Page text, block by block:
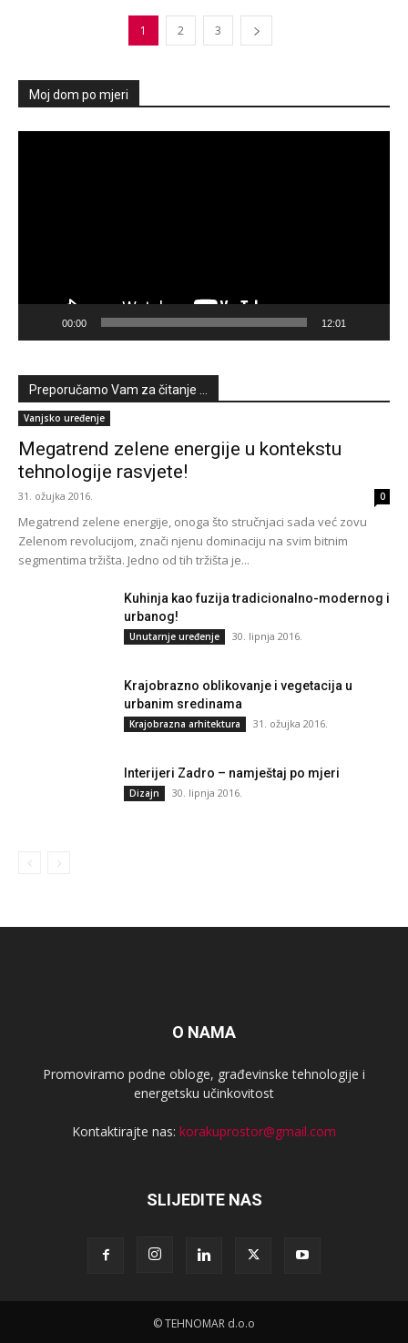
1 2 3
Moj dom po mjeri
00:00 12:01
Preporučamo Vam za čitanje ...
Vanjsko uređenje
Megatrend zelene energije u kontekstu
tehnologije rasvjete!
31. ožujka 2016. 0
Megatrend zelene energije, onoga što stručnjaci sada već zovu
Zelenom revolucijom, znači njenu dominaciju na svim bitnim
segmentima tržišta. Jedno od tih tržišta je...
Kuhinja kao fuzija tradicionalno-modernog i
urbanog!
Unutarnje uređenje 30. lipnja 2016.
Krajobrazno oblikovanje i vegetacija u
urbanim sredinama
Krajobrazna arhitektura 31. ožujka 2016.
Interijeri Zadro – namještaj po mjeri
Dizajn 30. lipnja 2016.
O NAMA
Promoviramo podne obloge, građevinske tehnologije i
energetsku učinkovitost
Kontaktirajte nas: korakuprostor@gmail.com
SLIJEDITE NAS
© TEHNOMAR d.o.o